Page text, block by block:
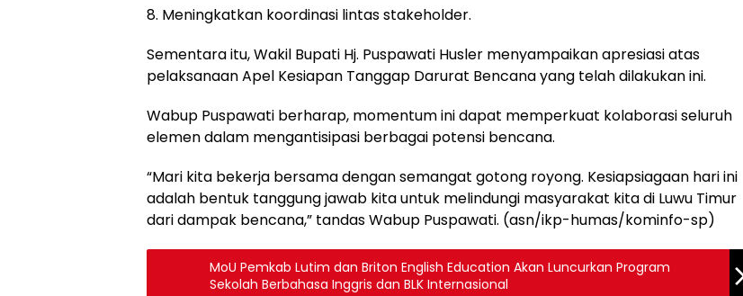
8. Meningkatkan koordinasi lintas stakeholder.
Sementara itu, Wakil Bupati Hj. Puspawati Husler menyampaikan apresiasi atas
pelaksanaan Apel Kesiapan Tanggap Darurat Bencana yang telah dilakukan ini.
Wabup Puspawati berharap, momentum ini dapat memperkuat kolaborasi seluruh
elemen dalam mengantisipasi berbagai potensi bencana.
“Mari kita bekerja bersama dengan semangat gotong royong. Kesiapsiagaan hari ini
adalah bentuk tanggung jawab kita untuk melindungi masyarakat kita di Luwu Timur
dari dampak bencana,” tandas Wabup Puspawati. (asn/ikp-humas/kominfo-sp)
MoU Pemkab Lutim dan Briton English Education Akan Luncurkan Program
Sekolah Berbahasa Inggris dan BLK Internasional